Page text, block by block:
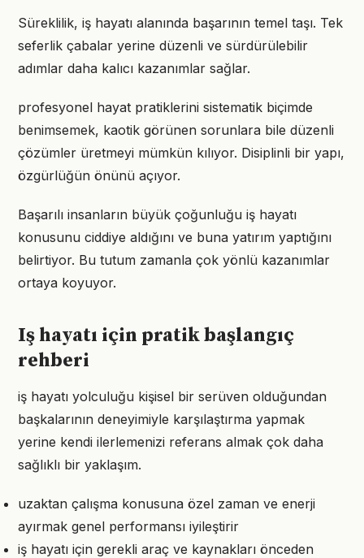
Süreklilik, iş hayatı alanında başarının temel taşı. Tek
seferlik çabalar yerine düzenli ve sürdürülebilir
adımlar daha kalıcı kazanımlar sağlar.
profesyonel hayat pratiklerini sistematik biçimde
benimsemek, kaotik görünen sorunlara bile düzenli
çözümler üretmeyi mümkün kılıyor. Disiplinli bir yapı,
özgürlüğün önünü açıyor.
Başarılı insanların büyük çoğunluğu iş hayatı
konusunu ciddiye aldığını ve buna yatırım yaptığını
belirtiyor. Bu tutum zamanla çok yönlü kazanımlar
ortaya koyuyor.
Iş hayatı için pratik başlangıç
rehberi
iş hayatı yolculuğu kişisel bir serüven olduğundan
başkalarının deneyimiyle karşılaştırma yapmak
yerine kendi ilerlemenizi referans almak çok daha
sağlıklı bir yaklaşım.
uzaktan çalışma konusuna özel zaman ve enerji
ayırmak genel performansı iyileştirir
iş hayatı için gerekli araç ve kaynakları önceden